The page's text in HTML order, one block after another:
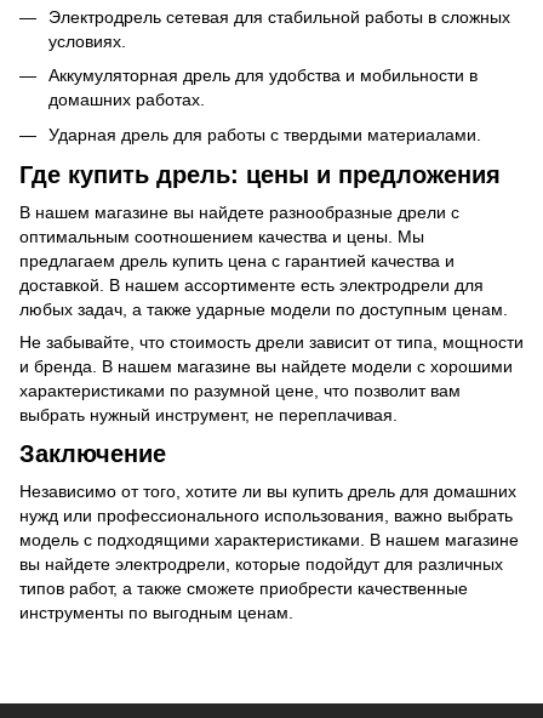
Электродрель сетевая для стабильной работы в сложных
условиях.
Аккумуляторная дрель для удобства и мобильности в
домашних работах.
Ударная дрель для работы с твердыми материалами.
Где купить дрель: цены и предложения
В нашем магазине вы найдете разнообразные дрели с
оптимальным соотношением качества и цены. Мы
предлагаем дрель купить цена с гарантией качества и
доставкой. В нашем ассортименте есть электродрели для
любых задач, а также ударные модели по доступным ценам.
Не забывайте, что стоимость дрели зависит от типа, мощности
и бренда. В нашем магазине вы найдете модели с хорошими
характеристиками по разумной цене, что позволит вам
выбрать нужный инструмент, не переплачивая.
Заключение
Независимо от того, хотите ли вы купить дрель для домашних
нужд или профессионального использования, важно выбрать
модель с подходящими характеристиками. В нашем магазине
вы найдете электродрели, которые подойдут для различных
типов работ, а также сможете приобрести качественные
инструменты по выгодным ценам.